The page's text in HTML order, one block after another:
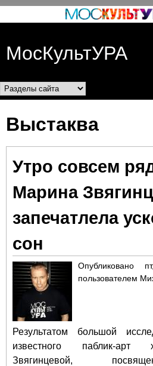
Перейти к
МосКультУРА
Разделы сайта
Выстаква
Утро совсем
Марина
запечатлела
сон
Опубликовано
пользователем
Результатом большой
известного паблик-арт
Звягинцевой,